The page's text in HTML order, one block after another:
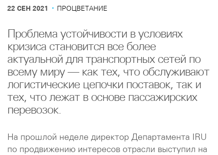
22 СЕН 2021 · ПРОЦВЕТАНИЕ
Проблема устойчивости в условиях
кризиса становится все более
актуальной для транспортных сетей по
всему миру — как тех, что обслуживают
логистические цепочки поставок, так и
тех, что лежат в основе пассажирских
перевозок.
На прошлой неделе директор Департамента IRU
по продвижению интересов отрасли выступил на